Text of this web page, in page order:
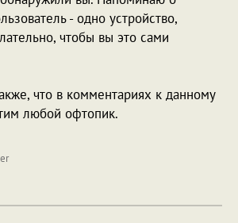
- одно устройство,
чтобы вы это сами
что в комментариях к данному
любой офтопик.